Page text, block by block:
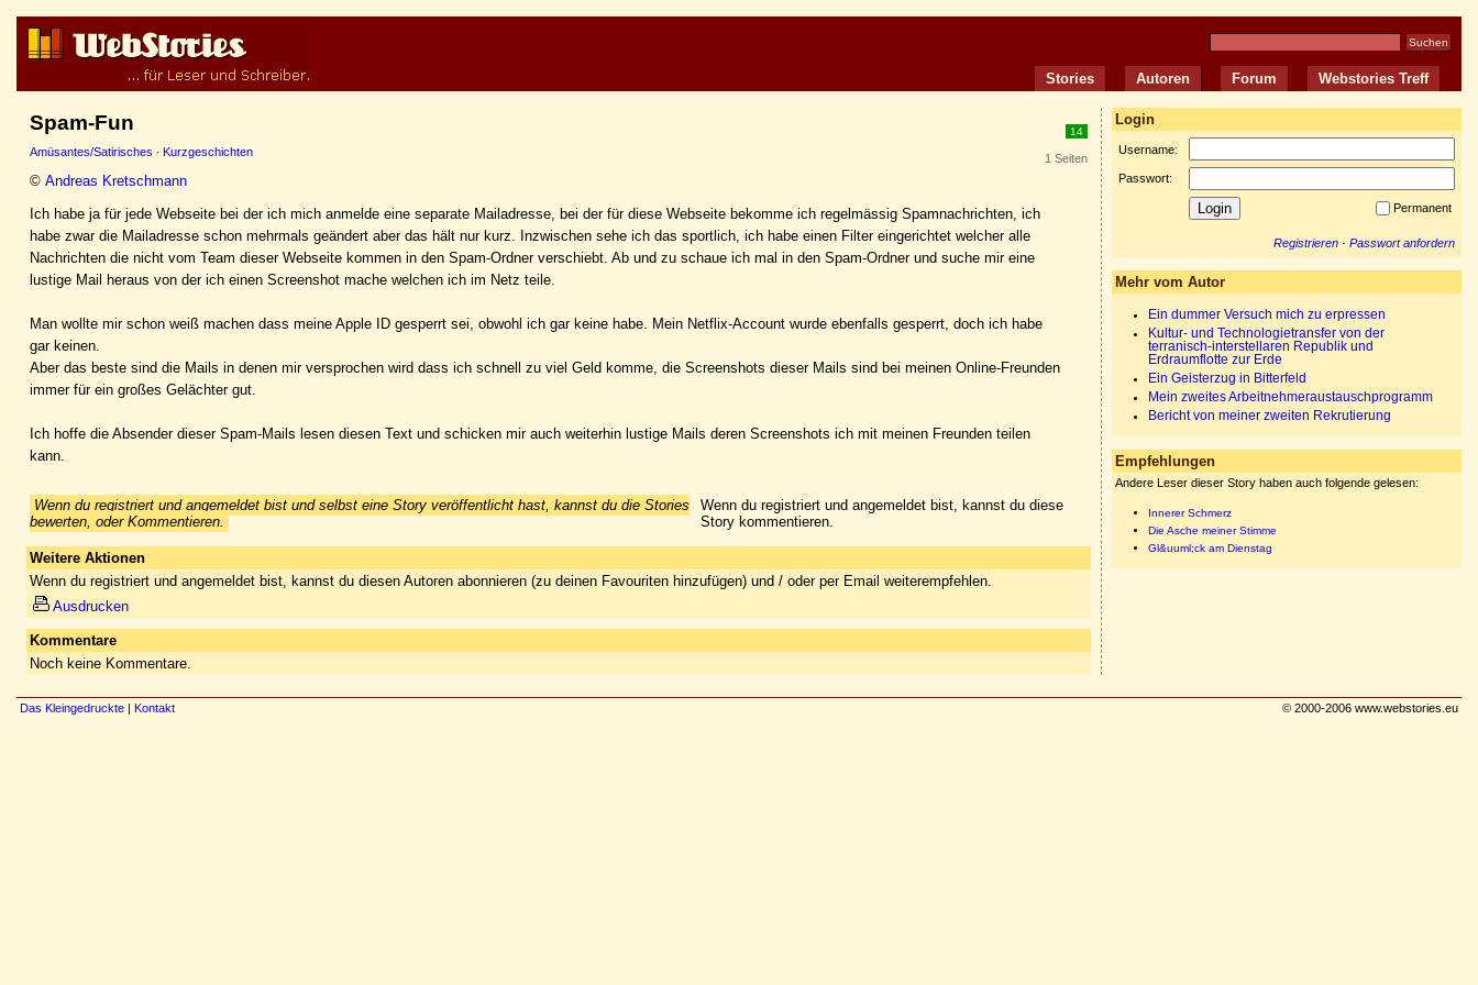
Stories Autoren Forum Webstories Treff
14
1 Seiten
Spam-Fun
Amüsantes/Satirisches · Kurzgeschichten
© Andreas Kretschmann
Ich habe ja für jede Webseite bei der ich mich anmelde eine separate Mailadresse, bei der für diese Webseite bekomme ich regelmässig Spamnachrichten, ich
habe zwar die Mailadresse schon mehrmals geändert aber das hält nur kurz. Inzwischen sehe ich das sportlich, ich habe einen Filter eingerichtet welcher alle
Nachrichten die nicht vom Team dieser Webseite kommen in den Spam-Ordner verschiebt. Ab und zu schaue ich mal in den Spam-Ordner und suche mir eine
lustige Mail heraus von der ich einen Screenshot mache welchen ich im Netz teile.
Man wollte mir schon weiß machen dass meine Apple ID gesperrt sei, obwohl ich gar keine habe. Mein Netflix-Account wurde ebenfalls gesperrt, doch ich habe
gar keinen.
Aber das beste sind die Mails in denen mir versprochen wird dass ich schnell zu viel Geld komme, die Screenshots dieser Mails sind bei meinen Online-Freunden
immer für ein großes Gelächter gut.
Ich hoffe die Absender dieser Spam-Mails lesen diesen Text und schicken mir auch weiterhin lustige Mails deren Screenshots ich mit meinen Freunden teilen
kann.
Wenn du registriert und angemeldet bist und selbst eine Story veröffentlicht hast, kannst du die Stories
bewerten, oder Kommentieren.
Wenn du registriert und angemeldet bist, kannst du diese
Story kommentieren.
Weitere Aktionen
Wenn du registriert und angemeldet bist, kannst du diesen Autoren abonnieren (zu deinen Favouriten hinzufügen) und / oder per Email weiterempfehlen.
Ausdrucken
Kommentare
Noch keine Kommentare.
Login
Username:
Passwort:
Permanent
Registrieren · Passwort anfordern
Mehr vom Autor
Ein dummer Versuch mich zu erpressen
Kultur- und Technologietransfer von der
terranisch-interstellaren Republik und
Erdraumflotte zur Erde
Ein Geisterzug in Bitterfeld
Mein zweites Arbeitnehmeraustauschprogramm
Bericht von meiner zweiten Rekrutierung
Empfehlungen
Andere Leser dieser Story haben auch folgende gelesen:
Innerer Schmerz
Die Asche meiner Stimme
Gl&uuml;ck am Dienstag
Das Kleingedruckte | Kontakt © 2000-2006 www.webstories.eu